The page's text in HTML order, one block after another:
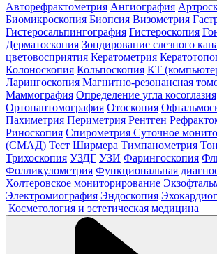
Авторефрактометрия Ангиография
Биомикроскопия Биопсия Визометрия
Гистеросальпингография Гистероскопия
Дерматоскопия Зондирование слезного
цветовосприятия Кератометрия
Колоноскопия Кольпоскопия КТ
Ларингоскопия Магнитно-резонансная
Маммография Определение угла косоглазия
Ортопантомография Отоскопия
Пахиметрия Периметрия Рентген
Риноскопия Спирометрия Суточное
(СМАД) Тест Ширмера Тимпанометрия
Трихоскопия УЗДГ УЗИ Фарингоскопия
Фолликулометрия Функциональная
Холтеровское мониторирование
Электромиография Эндоскопия
Косметология и эстетическая медицина